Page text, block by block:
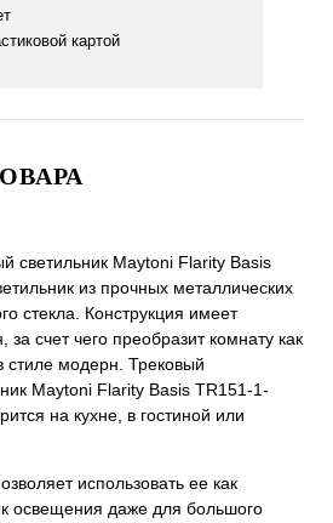
картой
светильник Maytoni Flarity Basis
из прочных металлических
стекла. Конструкция имеет
счет чего преобразит комнату как
стиле модерн. Трековый
Maytoni Flarity Basis TR151-1-
на кухне, в гостиной или
использовать ее как
освещения даже для большого